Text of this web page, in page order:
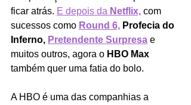
ficar atrás. E depois da Netflix, com
sucessos como Round 6, Profecia do
Inferno, Pretendente Surpresa e
muitos outros, agora o HBO Max
também quer uma fatia do bolo.
A HBO é uma das companhias a